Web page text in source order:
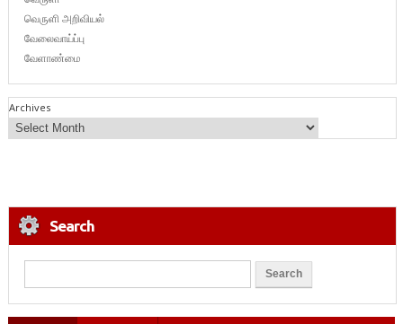
வெருளி அறிவியல்
வேலைவாய்ப்பு
வேளாண்மை
Archives
Search